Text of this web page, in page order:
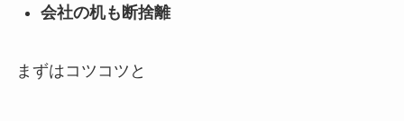
会社の机も断捨離
まずはコツコツと